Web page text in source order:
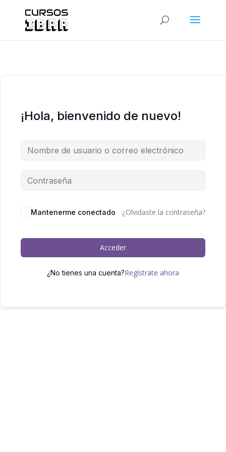
¡Hola, bienvenido de nuevo!
Mantenerme conectado ¿Olvidaste la contraseña?
Acceder
¿No tienes una cuenta?Regístrate ahora